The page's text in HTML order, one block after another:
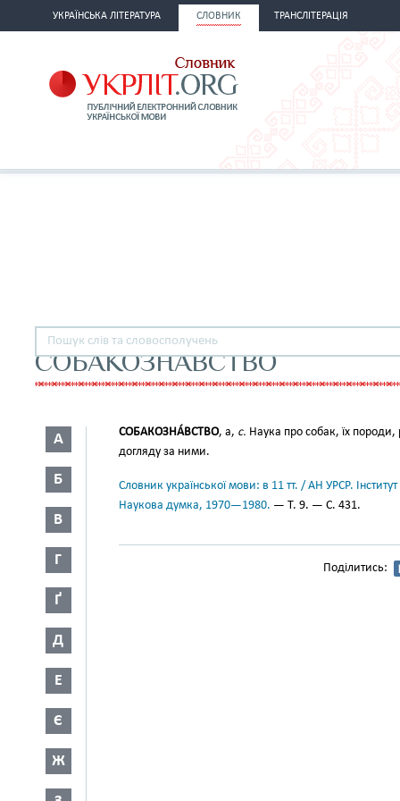
УКРАЇНСЬКА ЛІТЕРАТУРА СЛОВНИК ТРАНСЛІТЕРАЦІЯ
СОБАКОЗНАВСТВО
А
Б
В
Г
Ґ
Д
Е
Є
Ж
СОБАКОЗНА́ВСТВО, а, с. Наука про собак, їх
догляду за ними.
Словник української мови: в 11 тт. / АН УРСР.
Наукова думка, 1970—1980. — Т. 9. — С. 431.
Поділитись: